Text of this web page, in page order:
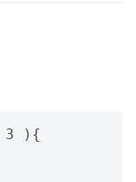
3 ){